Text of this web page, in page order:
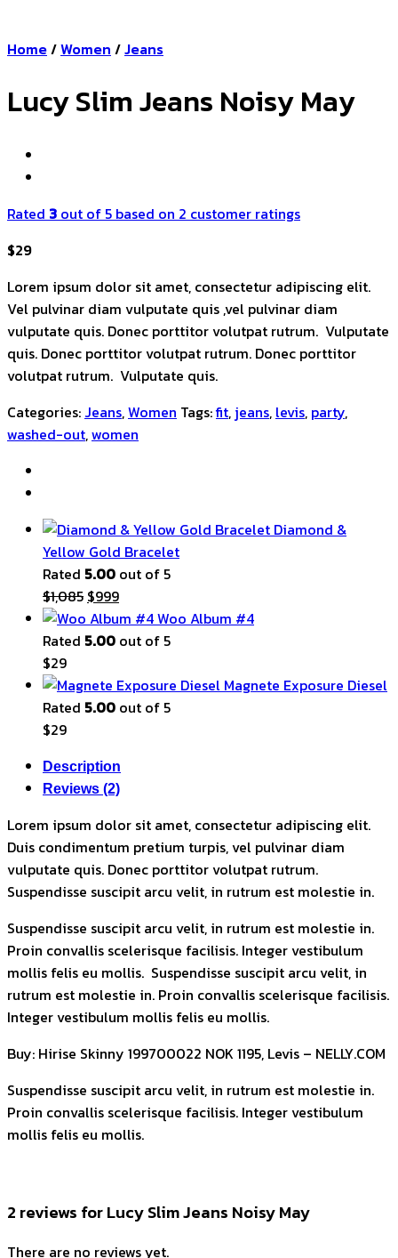
Home/Women /Jeans
Lucy Slim Jeans Noisy May
Rated 3 out of 5 based on 2 customer ratings
$29
Lorem ipsum dolor sit amet, consectetur adipiscing elit.
Vel pulvinar diam vulputate quis ,vel pulvinar diam
vulputate quis. Donec porttitor volutpat rutrum. Vulputate
quis. Donec porttitor volutpat rutrum. Donec porttitor
volutpat rutrum. Vulputate quis.
Categories: Jeans,Women Tags:fit, jeans, levis, party,
washed-out,women
Diamond &
Yellow Gold Bracelet
Rated 5.00 out of 5
$1,085 Original
price
was:
$999Current
price
is:
Woo Album #4
Rated 5.00 out of 5
$29
Magnete Exposure Diesel
Rated 5.00 out of 5
$29
Description
Reviews (2)
Lorem ipsum dolor sit amet, consectetur adipiscing elit.
Duis condimentum pretium turpis, vel pulvinar diam
vulputate quis. Donec porttitor volutpat rutrum.
Suspendisse suscipit arcu velit, in rutrum est molestie in.
Suspendisse suscipit arcu velit, in rutrum est molestie in.
Proin convallis scelerisque facilisis. Integer vestibulum
mollis felis eu mollis. Suspendisse suscipit arcu velit, in
rutrum est molestie in. Proin convallis scelerisque facilisis.
Integer vestibulum mollis felis eu mollis.
Buy: Hirise Skinny 199700022 NOK 1195, Levis – NELLY.COM
Suspendisse suscipit arcu velit, in rutrum est molestie in.
Proin convallis scelerisque facilisis. Integer vestibulum
mollis felis eu mollis.
2 reviews forLucy Slim Jeans Noisy May
There are no reviews yet.